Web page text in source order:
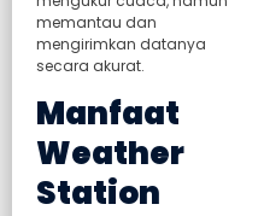
memantau dan
mengirimkan datanya
secara akurat.
Manfaat
Weather
Station